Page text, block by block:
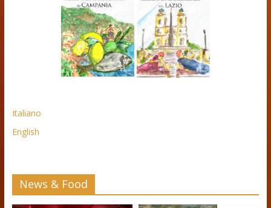
Italiano
English
News & Food